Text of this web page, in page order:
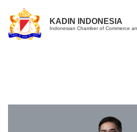
KADIN INDONESIA
Indonesian Chamber of Commerce